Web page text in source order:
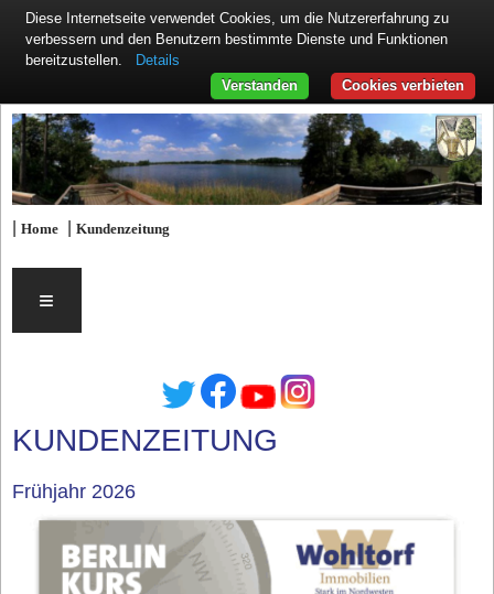
|Home |Kundenzeitung
≡
KUNDENZEITUNG
Frühjahr 2026
Diese Internetseite verwendet Cookies, um die Nutzererfahrung zu
verbessern und den Benutzern bestimmte Dienste und Funktionen
bereitzustellen.
Details
Cookies verbieten
Verstanden